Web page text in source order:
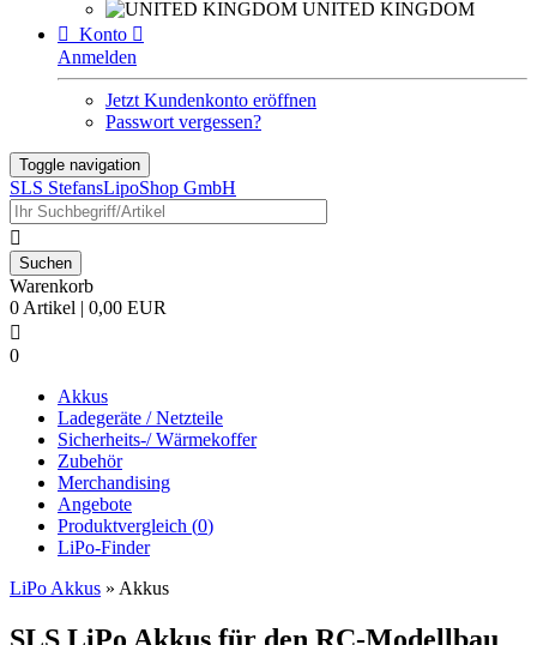
UNITED KINGDOM
 Konto 
Anmelden
Jetzt Kundenkonto eröffnen
Passwort vergessen?
Toggle navigation
SLS StefansLipoShop GmbH

Warenkorb
0 Artikel | 0,00 EUR

0
Akkus
Ladegeräte / Netzteile
Sicherheits-/ Wärmekoffer
Zubehör
Merchandising
Angebote
Produktvergleich (0)
LiPo-Finder
LiPo Akkus » Akkus